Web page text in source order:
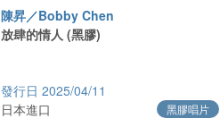
陳昇／Bobby Chen
放肆的情人 (黑膠)
2025/04/11
黑膠唱片
日本進口